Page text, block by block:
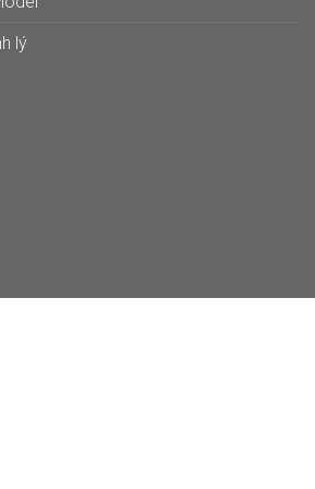
lý